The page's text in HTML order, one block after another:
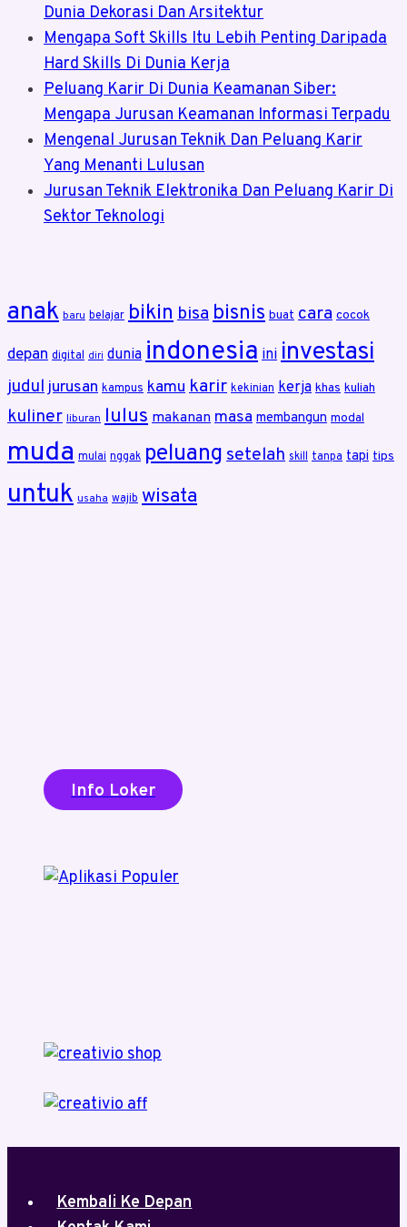
Dunia Dekorasi Dan Arsitektur
Mengapa Soft Skills Itu Lebih Penting Daripada
Hard Skills Di Dunia Kerja
Peluang Karir Di Dunia Keamanan Siber:
Mengapa Jurusan Keamanan Informasi Terpadu
Mengenal Jurusan Teknik Dan Peluang Karir
Yang Menanti Lulusan
Jurusan Teknik Elektronika Dan Peluang Karir Di
Sektor Teknologi
anak baru belajar bikinbisabisnis buat cara cocok
depan digital diri dunia indonesia ini investasi
juduljurusan kampus kamukarir kekinian kerja khas kuliah
kuliner liburan lulus makanan masa membangun modal
muda mulai nggak peluang setelah skill tanpa tapi tips
untuk usaha wajib wisata
Info Loker
Kembali Ke Depan